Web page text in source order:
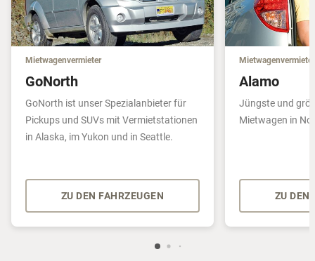
Mietwagenvermieter
GoNorth
GoNorth ist unser Spezialanbieter für
Pickups und SUVs mit Vermietstationen
in Alaska, im Yukon und in Seattle.
ZU DEN FAHRZEUGEN
Mietwagenvermieter
Alamo
Jüngste und
Mietwagen in
ZU DEN